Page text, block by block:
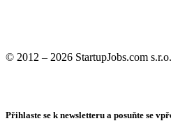
© 2012 – 2026 StartupJobs.com s.r.o.
Přihlaste se k newsletteru a posuňte se